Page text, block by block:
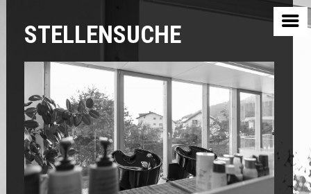
STELLENSUCHE